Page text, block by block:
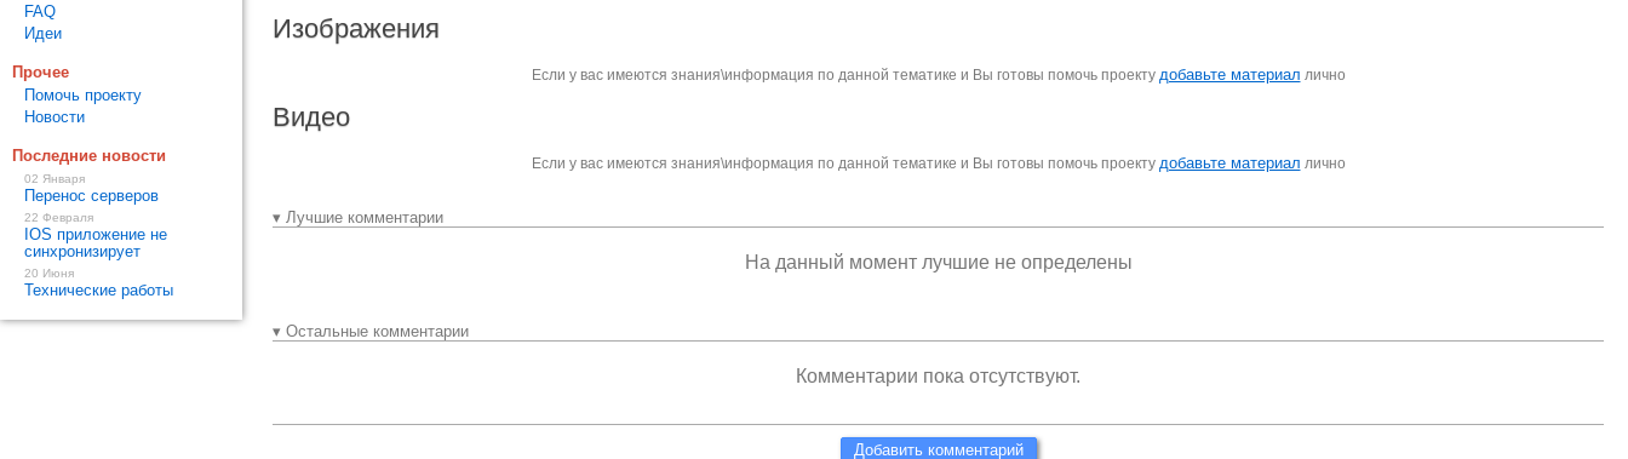
Изображения
Если у вас имеются знания\информация по данной тематике и Вы готовы помочь проекту добавьте материал лично
Видео
Если у вас имеются знания\информация по данной тематике и Вы готовы помочь проекту добавьте материал лично
▾ Лучшие комментарии
На данный момент лучшие не определены
▾ Остальные комментарии
Комментарии пока отсутствуют.
Добавить комментарий
FAQ
Идеи
Прочее
Помочь проекту
Новости
Последние новости
02 Января
Перенос серверов
22 Февраля
IOS приложение не
синхронизирует
20 Июня
Технические работы